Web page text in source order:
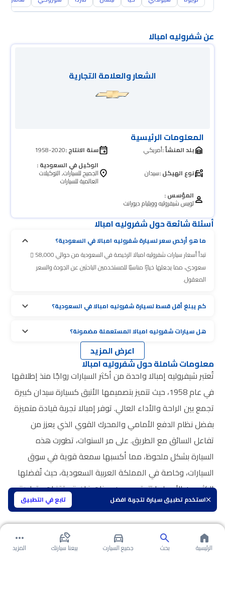
استخدم تطبيق سيارة لتجربة افضل تابع في التطبيق
عن شفروليه امبالا
الشعار والعلامة التجارية
المعلومات الرئيسية
بلد المنشأ :أمريكي سنة الانتاج :1958-2020
نوع الهيكل :سيدان
الوكيل في السعودية :
الجميح للسيارات, التوكيلات
العالمية للسيارات
المؤسس :
لويس شيفروليه وويليام ديورانت
أسئلة شائعة حول شفروليه امبالا
ما هو أرخص سعر لسيارة شفروليه امبالا في السعودية؟
تبدأ أسعار سيارات شفروليه امبالا الرخيصة في السعودية من حوالي 58,000
سعودي، مما يجعلها خيارًا مناسبًا للمستخدمين الباحثين عن الجودة والسعر
المعقول.
كم يبلغ أقل قسط لسيارة شفروليه امبالا في السعودية؟
هل سيارات شفروليه امبالا المستعملة مضمونة؟
اعرض المزيد
معلومات شاملة حول شفروليه امبالا
تُعتبر شيفروليه إمبالا واحدة من أكثر السيارات رواجًا منذ إطلاقها
في عام 1958، حيث تتميز بتصميمها الأنيق كسيارة سيدان كبيرة
تجمع بين الراحة والأداء العالي. توفر إمبالا تجربة قيادة متميزة
بفضل نظام الدفع الأمامي والمحرك القوي الذي يعزز من
تفاعل السائق مع الطريق. على مر السنوات، تطورت هذه
السيارة بشكل ملحوظ، مما أكسبها سمعة قوية في سوق
السيارات، وخاصة في المملكة العربية السعودية، حيث تُفضلها
الكثير من الأسر لما تتمتع به من ميزات فاخرة وتقنيات متطورة
تلبي احتياجات السائقين العصريين.
الرئيسية بحث جميع السيارت بيعنا سيارتك المزيد